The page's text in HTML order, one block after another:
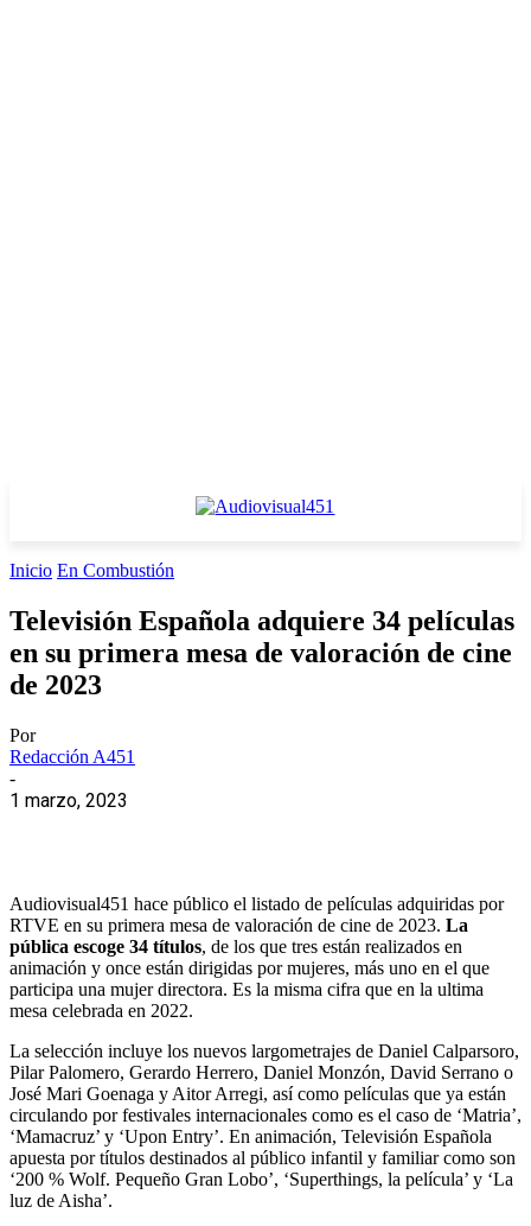
Inicio En Combustión
Televisión Española adquiere 34 películas
en su primera mesa de valoración de cine
de 2023
Por
Redacción A451
-
1 marzo, 2023
Audiovisual451 hace público el listado de películas adquiridas por
RTVE en su primera mesa de valoración de cine de 2023. La
pública escoge 34 títulos, de los que tres están realizados en
animación y once están dirigidas por mujeres, más uno en el que
participa una mujer directora. Es la misma cifra que en la ultima
mesa celebrada en 2022.
La selección incluye los nuevos largometrajes de Daniel Calparsoro,
Pilar Palomero, Gerardo Herrero, Daniel Monzón, David Serrano o
José Mari Goenaga y Aitor Arregi, así como películas que ya están
circulando por festivales internacionales como es el caso de ‘Matria’,
‘Mamacruz’ y ‘Upon Entry’. En animación, Televisión Española
apuesta por títulos destinados al público infantil y familiar como son
‘200 % Wolf. Pequeño Gran Lobo’, ‘Superthings, la película’ y ‘La
luz de Aisha’.